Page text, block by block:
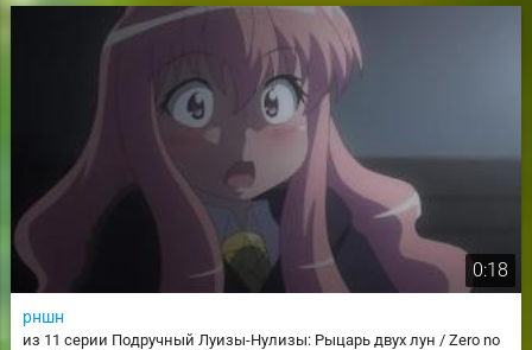
0:18
рншн
из 11 серии Подручный Луизы-Нулизы: Рыцарь двух лун / Zero no